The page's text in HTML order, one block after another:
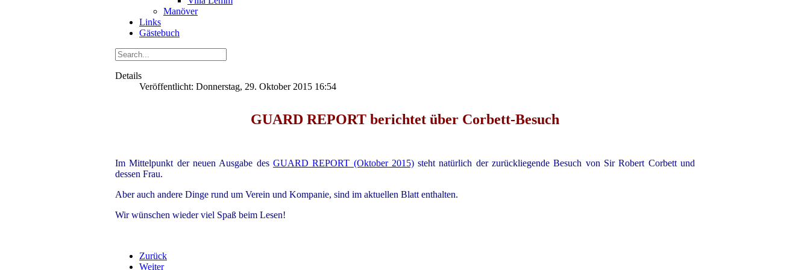
Manöver
Links
Gästebuch
Details
Veröffentlicht: Donnerstag, 29. Oktober 2015 16:54
GUARD REPORT berichtet über Corbett-Besuch
Im Mittelpunkt der neuen Ausgabe des GUARD REPORT (Oktober 2015)steht natürlich der zurückliegende Besuch von Sir Robert Corbett und
dessen Frau.
Aber auch andere Dinge rund um Verein und Kompanie, sind im aktuellen Blatt enthalten.
Wir wünschen wieder viel Spaß beim Lesen!
Zurück
Weiter